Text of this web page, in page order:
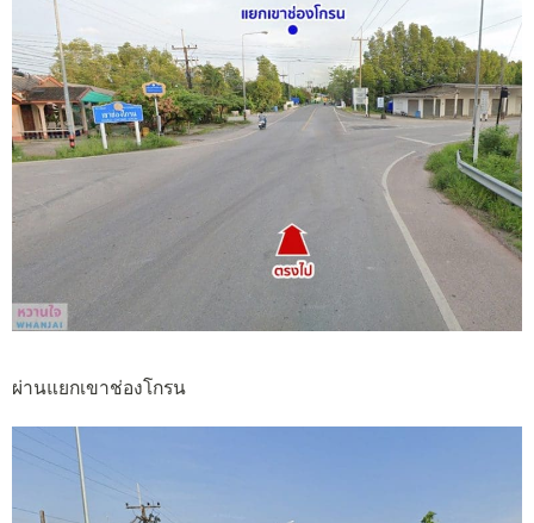
ผ่านแยกเขาช่องโกรน